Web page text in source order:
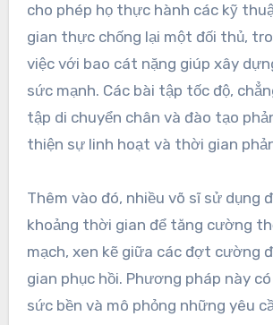
cho phép họ thực hành các kỹ
gian thực chống lại một đối thủ,
việc với bao cát nặng giúp xây
sức mạnh. Các bài tập tốc độ,
tập di chuyển chân và đào tạo
thiện sự linh hoạt và thời gian
Thêm vào đó, nhiều võ sĩ sử dụng
khoảng thời gian để tăng cường
mạch, xen kẽ giữa các đợt cường
gian phục hồi. Phương pháp này
sức bền và mô phỏng những yêu